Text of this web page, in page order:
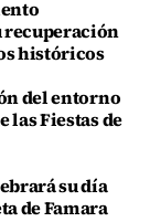
recuperación
históricos
del entorno
Fiestas de
su día
de Famara